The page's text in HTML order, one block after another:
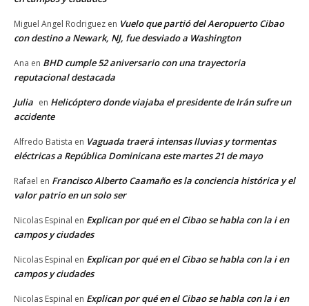
Miguel Angel Rodriguez en Vuelo que partió del Aeropuerto Cibao
con destino a Newark, NJ, fue desviado a Washington
Ana en BHD cumple 52 aniversario con una trayectoria
reputacional destacada
Julia en Helicóptero donde viajaba el presidente de Irán sufre un
accidente
Alfredo Batista en Vaguada traerá intensas lluvias y tormentas
eléctricas a República Dominicana este martes 21 de mayo
Rafael en Francisco Alberto Caamaño es la conciencia histórica y el
valor patrio en un solo ser
Nicolas Espinal en Explican por qué en el Cibao se habla con la i en
campos y ciudades
Nicolas Espinal en Explican por qué en el Cibao se habla con la i en
campos y ciudades
Nicolas Espinal en Explican por qué en el Cibao se habla con la i en